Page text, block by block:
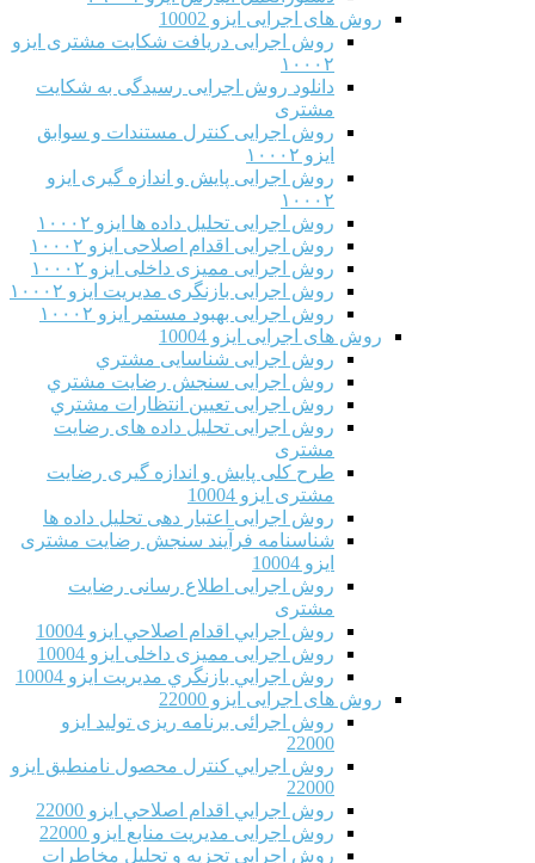
روش های اجرایی ایزو 10002
روش اجرایی دریافت شکایت مشتری ایزو
۱۰۰۰۲
دانلود روش اجرایی رسیدگی به شکایت
مشتری
روش اجرایی کنترل مستندات و سوابق
ایزو ۱۰۰۰۲
روش اجرایی پایش و اندازه گیری ایزو
۱۰۰۰۲
روش اجرایی تحلیل داده ها ایزو ۱۰۰۰۲
روش اجرایی اقدام اصلاحی ایزو ۱۰۰۰۲
روش اجرایی ممیزی داخلی ایزو ۱۰۰۰۲
روش اجرایی بازنگری مدیریت ایزو ۱۰۰۰۲
روش اجرایی بهبود مستمر ایزو ۱۰۰۰۲
روش های اجرایی ایزو 10004
روش اجرایی شناسایی مشتري
روش اجرایی سنجش رضایت مشتري
روش اجرایی تعیین انتظارات مشتري
روش اجرایی تحلیل داده های رضایت
مشتری
طرح کلی پایش و اندازه گیری رضایت
مشتری ایزو 10004
روش اجرایی اعتبار دهی تحلیل داده ها
شناسنامه فرآیند سنجش رضایت مشتری
ایزو 10004
روش اجرایی اطلاع رسانی رضایت
مشتری
روش اجرايي اقدام اصلاحي ایزو 10004
روش اجرایی ممیزی داخلی ایزو 10004
روش اجرايي بازنگري مديريت ایزو 10004
روش های اجرایی ایزو 22000
روش اجرائی برنامه ريزی توليد ایزو
22000
روش اجرايي كنترل محصول نامنطبق ایزو
22000
روش اجرايي اقدام اصلاحي ایزو 22000
روش اجرایی مدیریت منابع ایزو 22000
روش اجرايي تجزیه و تحلیل مخاطرات